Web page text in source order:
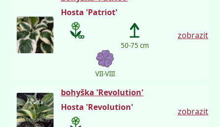
Hosta 'Patriot'
50-75 cm
VII-VIII
zobrazit
Hruška
bohyška 'Revolution'
Hosta 'Revolution'
zobrazit